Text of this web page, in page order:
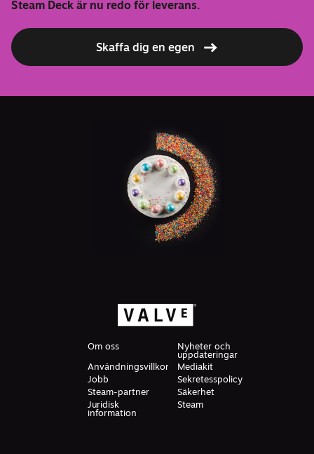
Steam Deck är nu redo för leverans.
Skaffa dig en egen
Om oss Nyheter och
uppdateringar
Användningsvillkor
Mediakit
Jobb
Sekretesspolicy
Steam-partner
Säkerhet
Juridisk
information
Steam